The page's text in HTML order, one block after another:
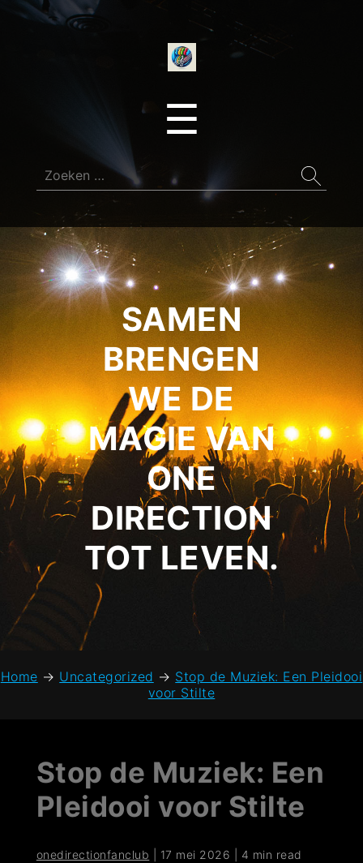
☰
Zoeken
naar:
SAMEN
BRENGEN
WE DE
MAGIE VAN
ONE
DIRECTION
TOT LEVEN.
Home → Uncategorized → Stop de Muziek: Een Pleidooi
voor Stilte
Stop de Muziek: Een
Pleidooi voor Stilte
onedirectionfanclub 17 mei 2026 4 min read